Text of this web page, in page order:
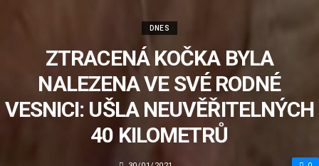
DNES
ZTRACENÁ KOČKA BYLA
NALEZENA VE SVÉ RODNÉ
VESNICI: UŠLA NEUVĚŘITELNÝCH
40 KILOMETRŮ